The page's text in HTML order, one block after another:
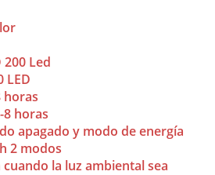
Led
LED
horas
horas
apagado y modo de energía
2 modos
la luz ambiental sea